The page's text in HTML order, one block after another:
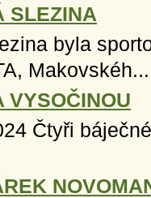
SLEZINA
byla
Makovskéh...
VYSOČINOU
Čtyři